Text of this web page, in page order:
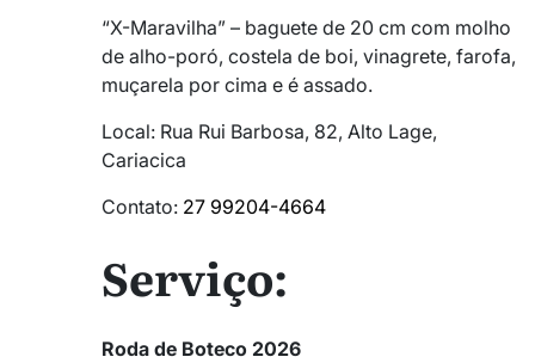
“X-Maravilha” – baguete de 20 cm com molho
de alho-poró, costela de boi, vinagrete, farofa,
muçarela por cima e é assado.
Local: Rua Rui Barbosa, 82, Alto Lage,
Cariacica
Contato: 27 99204-4664
Serviço:
Roda de Boteco 2026